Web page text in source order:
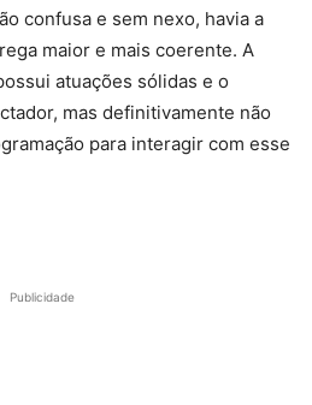
confusa e sem nexo, havia a
maior e mais coerente. A
atuações sólidas e o
mas definitivamente não
para interagir com esse
Publicidade